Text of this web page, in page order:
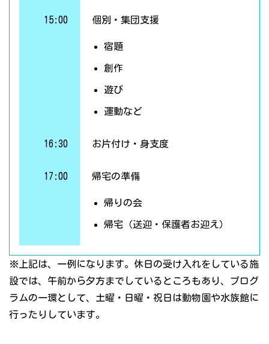
15:00 個別・集団支援
宿題
創作
遊び
運動など
16:30 お片付け・身支度
17:00 帰宅の準備
帰りの会
帰宅（送迎・保護者お迎え）
※上記は、一例になります。休日の受け入れをしている施
設では、午前から夕方までしているところもあり、プログ
ラムの一環として、土曜・日曜・祝日は動物園や水族館に
行ったりしています。